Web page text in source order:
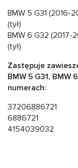
BMW 5 G31 (2016-
(tył)
BMW 6 G32 (2017-
(tył)
Zastępuje
BMW 5 G31,
numerach:
37206886721
6886721
4154039032